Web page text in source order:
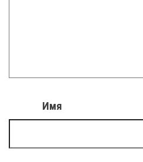
Имя